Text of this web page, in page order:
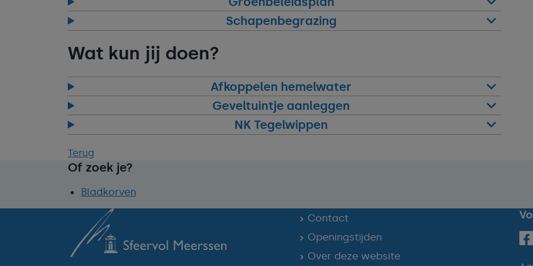
Schapenbegrazing
Wat kun jij doen?
Afkoppelen hemelwater
Geveltuintje aanleggen
NK Tegelwippen
Terug
Of zoek je?
Bladkorven
Contact
Openingstijden
Over deze website